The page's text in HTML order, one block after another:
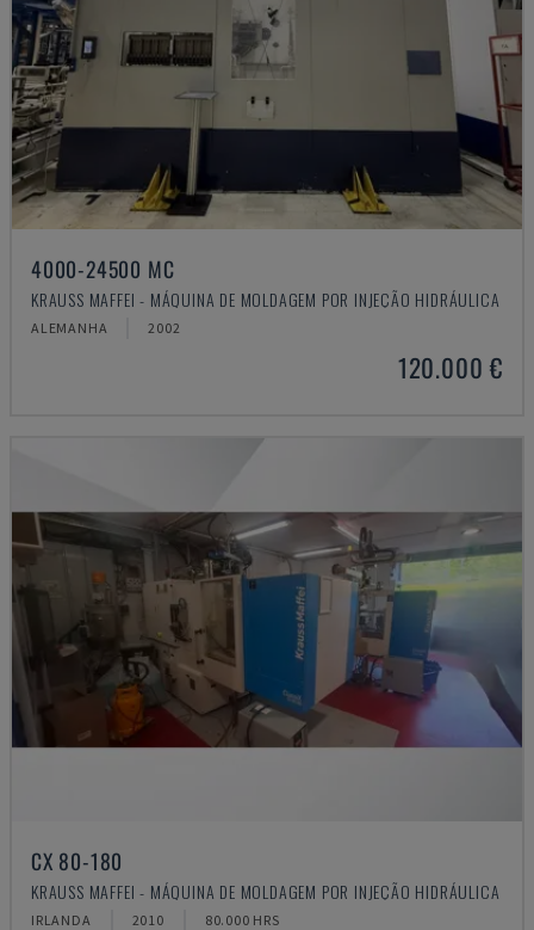
4000-24500 MC
KRAUSS MAFFEI - MÁQUINA DE MOLDAGEM POR INJEÇÃO HIDRÁULICA
ALEMANHA 2002
120.000 €
CX 80-180
KRAUSS MAFFEI - MÁQUINA DE MOLDAGEM POR INJEÇÃO HIDRÁULICA
IRLANDA 2010 80.000 HRS